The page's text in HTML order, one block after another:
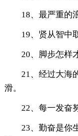
18、最严重的
19、贤从智中
20、脚步怎样
21、经过大海
滑。
22、每一发奋
23、勤奋是你